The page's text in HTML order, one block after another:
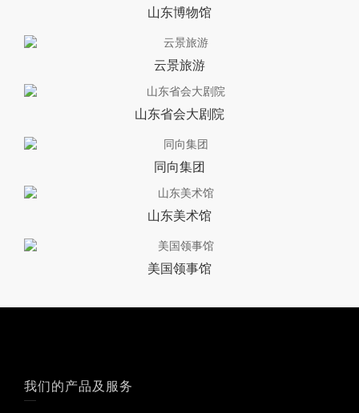
山东博物馆
云景旅游
山东省会大剧院
同向集团
山东美术馆
美国领事馆
我们的产品及服务